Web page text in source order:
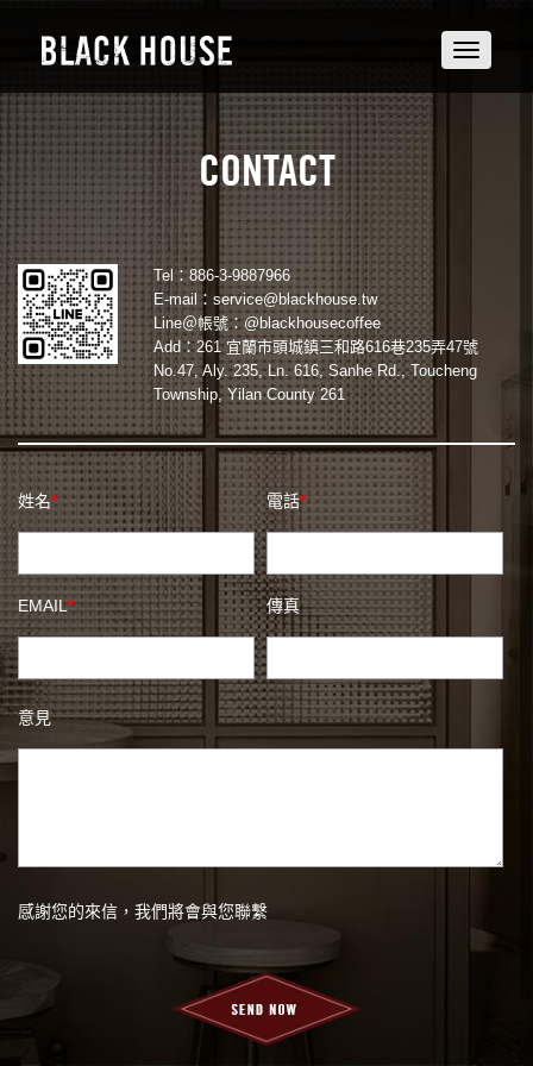
Toggle
CONTACT
Tel：886-3-9887966
E-mail： service@blackhouse.tw
Line＠帳號：@blackhousecoffee
Add：261 宜蘭市頭城鎮三和路616巷235弄47號
No.47, Aly. 235, Ln. 616, Sanhe Rd., Toucheng
Township, Yilan County 261
姓名* 電話*
EMAIL* 傳真
意見
感謝您的來信，我們將會與您聯繫